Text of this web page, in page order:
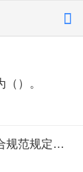

）。
[填空题] 闸门和拦污栅制造安装质量应符合规范规定，并满足（）要求。